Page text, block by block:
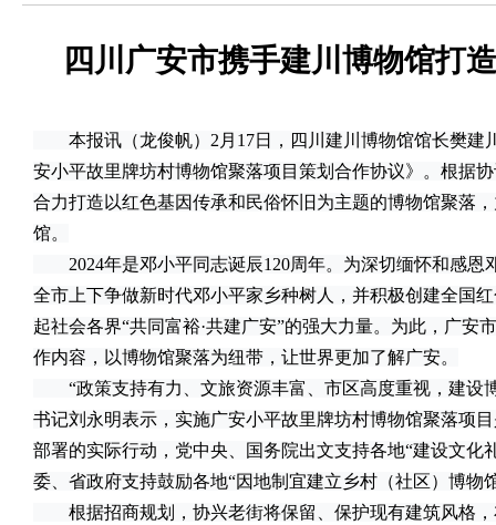
四川广安市携手建川博物馆打
本报讯（龙俊帆）2月17日，四川建川博物馆馆长樊建
安小平故里牌坊村博物馆聚落项目策划合作协议》。根据
合力打造以红色基因传承和民俗怀旧为主题的博物馆聚落
馆。
2024年是邓小平同志诞辰120周年。为深切缅怀和感恩
全市上下争做新时代邓小平家乡种树人，并积极创建全国
起社会各界“共同富裕·共建广安”的强大力量。为此，广安
作内容，以博物馆聚落为纽带，让世界更加了解广安。
“政策支持有力、文旅资源丰富、市区高度重视，建设
书记刘永明表示，实施广安小平故里牌坊村博物馆聚落项
部署的实际行动，党中央、国务院出文支持各地“建设文化
委、省政府支持鼓励各地“因地制宜建立乡村（社区）博物
根据招商规划，协兴老街将保留、保护现有建筑风格，